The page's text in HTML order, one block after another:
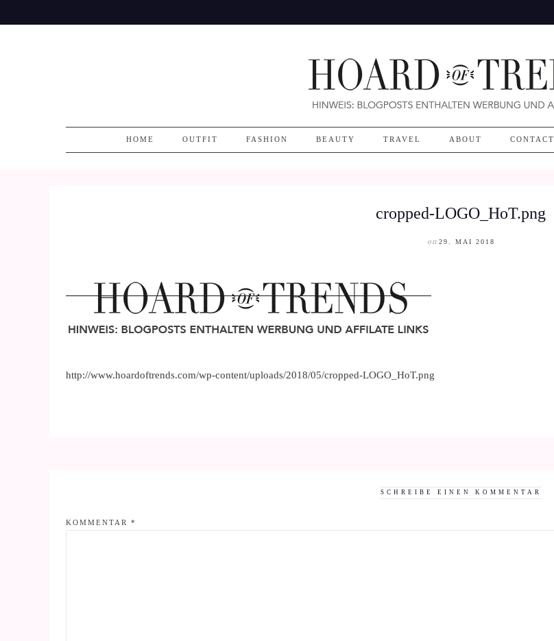
to
HOME OUTFIT FASHION BEAUTY TRAVEL ABOUT CONTACT
cropped-LOGO_HoT.png
on 29. MAI 2018
http://www.hoardoftrends.com/wp-content/uploads/2018/05/cropped-LOGO_HoT.png
SCHREIBE EINEN KOMMENTAR
KOMMENTAR *